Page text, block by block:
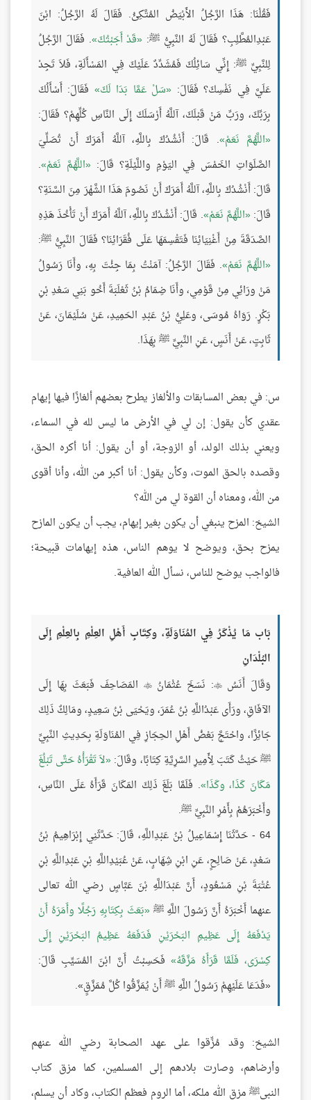
فَقُلْنَا: هَذَا الرَّجُلُ الأَبْيَضُ المُتَّكِئُ. فَقَالَ لَهُ الرَّجُلُ: ابْنَ
عَبْدِالمُطَّلِبِ؟ فَقَالَ لَهُ النَّبِيُّ ﷺ: قَدْ أَجَبْتُكَ . فَقَالَ الرَّجُلُ
لِلنَّبِيِّ ﷺ: إِنِّي سَائِلُكَ فَمُشَدِّدٌ عَلَيْكَ فِي المَسْأَلَةِ، فَلاَ تَجِدْ
عَلَيَّ فِي نَفْسِكَ؟ فَقَالَ:
سَلْ عَمَّا بَدَا لَكَ
فَقَالَ: أَسْأَلُكَ
بِرَبِّكَ، ورَبِّ مَنْ قَبْلَكَ، آللَّهُ أَرْسَلَكَ إِلَى النَّاسِ كُلِّهِمْ؟ فَقَالَ:
اللَّهُمَّ نَعَمْ . قَالَ: أَنْشُدُكَ بِاللَّهِ، آللَّهُ أَمَرَكَ أَنْ تُصَلِّيَ
الصَّلَوَاتِ الخَمْسَ فِي اليَوْمِ واللَّيْلَةِ؟ قَالَ:
اللَّهُمَّ نَعَمْ .
قَالَ: أَنْشُدُكَ بِاللَّهِ، آللَّهُ أَمَرَكَ أَنْ نَصُومَ هَذَا الشَّهْرَ مِنَ السَّنَةِ؟
قَالَ: اللَّهُمَّ نَعَمْ . قَالَ: أَنْشُدُكَ بِاللَّهِ، آللَّهُ أَمَرَكَ أَنْ تَأْخُذَ هَذِهِ
الصَّدَقَةَ مِنْ أَغْنِيَائِنَا فَتَقْسِمَهَا عَلَى فُقَرَائِنَا؟ فَقَالَ النَّبِيُّ ﷺ:
اللَّهُمَّ نَعَمْ . فَقَالَ الرَّجُلُ: آمَنْتُ بِمَا جِئْتَ بِهِ، وأَنَا رَسُولُ
مَنْ ورَائِي مِنْ قَوْمِي، وأَنَا ضِمَامُ بْنُ ثَعْلَبَةَ أَخُو بَنِي سَعْدِ بْنِ
بَكْرٍ. رَوَاهُ مُوسَى، وعَلِيُّ بْنُ عَبْدِ الحَمِيدِ، عَنْ سُلَيْمَانَ، عَنْ
ثَابِتٍ، عَنْ أَنَسٍ، عَنِ النَّبِيِّ ﷺ بِهَذَا.
س: في بعض المسابقات والألغاز يطرح بعضهم ألغازًا فيها إيهام
عقدي كأن يقول: إن لي في الأرض ما ليس لله في السماء،
ويعني بذلك الولد، أو الزوجة، أو أن يقول: أنا أكره الحق،
وقصده بالحق الموت، وكأن يقول: أنا أكبر من الله، وأنا أقوى
من الله، ومعناه أن القوة لي من الله؟
الشيخ: المزح ينبغي أن يكون بغير إيهام، يجب أن يكون المازح
يمزح بحق، ويوضح لا يوهم الناس، هذه إيهامات قبيحة؛
فالواجب يوضح للناس، نسأل الله العافية.
بَاب مَا يُذْكَرُ فِي المُنَاوَلَةِ، وكِتَابِ أَهْلِ العِلْمِ بِالعِلْمِ إِلَى
البُلْدَانِ
وَقَالَ أَنَسُ: نَسَخَ عُثْمَانُ المَصَاحِفَ فَبَعَثَ بِهَا إِلَى
الآفَاقِ، ورَأَى عَبْدُاللَّهِ بْنُ عُمَرَ، ويَحْيَى بْنُ سَعِيدٍ، ومَالِكٌ ذَلِكَ
جَائِزًا، واحْتَجَّ بَعْضُ أَهْلِ الحِجَازِ فِي المُنَاوَلَةِ بِحَدِيثِ النَّبِيِّ
ﷺ حَيْثُ كَتَبَ لِأَمِيرِ السَّرِيَّةِ كِتَابًا، وقَالَ: لاَ تَقْرَأْهُ حَتَّى تَبْلُغَ
مَكَانَ كَذَا، وكَذَا . فَلَمَّا بَلَغَ ذَلِكَ المَكَانَ قَرَأَهُ عَلَى النَّاسِ،
وأَخْبَرَهُمْ بِأَمْرِ النَّبِيِّ ﷺ.
64 - حَدَّثَنَا إِسْمَاعِيلُ بْنُ عَبْدِاللَّهِ، قَالَ: حَدَّثَنِي إِبْرَاهِيمُ بْنُ
سَعْدٍ، عَنْ صَالِحٍ، عَنِ ابْنِ شِهَابٍ، عَنْ عُبَيْدِاللَّهِ بْنِ عَبْدِاللَّهِ بْنِ
عُتْبَةَ بْنِ مَسْعُودٍ، أَنَّ عَبْدَاللَّهِ بْنَ عَبَّاسٍ رضي الله تعالى
عنهما أَخْبَرَهُ أَنَّ رَسُولَ اللَّهِ ﷺ بَعَثَ بِكِتَابِهِ رَجُلًا وأَمَرَهُ أَنْ
يَدْفَعَهُ إِلَى عَظِيمِ البَحْرَيْنِ فَدَفَعَهُ عَظِيمُ البَحْرَيْنِ إِلَى
كِسْرَى، فَلَمَّا قَرَأَهُ مَزَّقَهُ
فَحَسِبْتُ أَنَّ ابْنَ المُسَيِّبِ قَالَ:
«فَدَعَا عَلَيْهِمْ رَسُولُ اللَّهِ ﷺ أَنْ يُمَزَّقُوا كُلَّ مُمَزَّقٍ».
الشيخ: وقد مُزِّقوا على عهد الصحابة رضي الله عنهم
وأرضاهم، وصارت بلادهم إلى المسلمين، كما مزق كتاب
النبيﷺ مزق الله ملكه، أما الروم فعظم الكتاب، وكاد أن يسلم،